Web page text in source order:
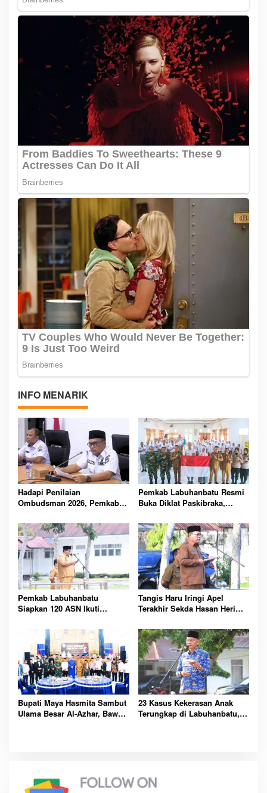
INFO MENARIK
Hadapi Penilaian
Ombudsman 2026, Pemkab
OPD Berbenah
Pemkab Labuhanbatu Resmi
Buka Diklat Paskibraka,
Merah Putih 17 Agustus
Pemkab Labuhanbatu
Siapkan 120 ASN Ikuti
Profesionalisme dan
Integritas Aparatur
Pemerintah
Tangis Haru Iringi Apel
Terakhir Sekda Hasan Heri
Resmi
Bupati Maya Hasmita Sambut
Ulama Besar Al-Azhar, Bawa
23 Kasus Kekerasan Anak
Terungkap di Labuhanbatu,